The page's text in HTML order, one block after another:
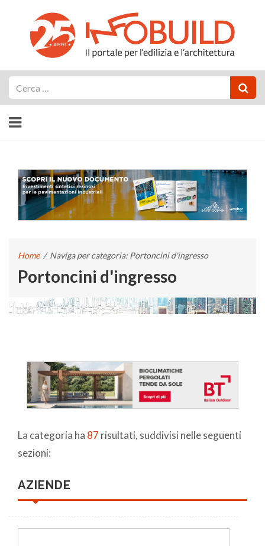
Home / Naviga per categoria: Portoncini d'ingresso
Portoncini d'ingresso
La categoria ha 87 risultati, suddivisi nelle seguenti
sezioni:
AZIENDE